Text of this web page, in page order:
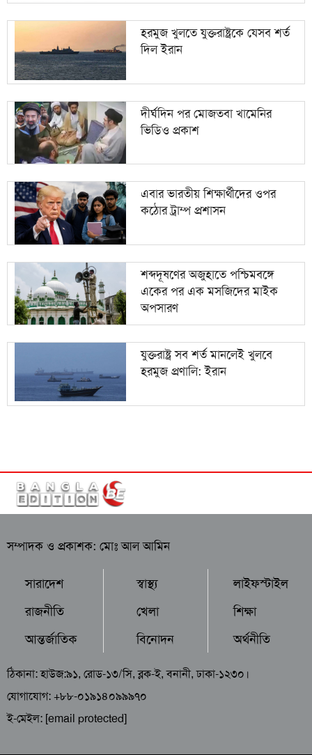
হরমুজ খুলতে যুক্তরাষ্ট্রকে যেসব শর্ত
দিল ইরান
দীর্ঘদিন পর মোজতবা খামেনির
ভিডিও প্রকাশ
এবার ভারতীয় শিক্ষার্থীদের ওপর
কঠোর ট্রাম্প প্রশাসন
শব্দদূষণের অজুহাতে পশ্চিমবঙ্গে
একের পর এক মসজিদের মাইক
অপসারণ
যুক্তরাষ্ট্র সব শর্ত মানলেই খুলবে
হরমুজ প্রণালি: ইরান
সম্পাদক ও প্রকাশক: মোঃ আল আমিন
সারাদেশ
রাজনীতি
আন্তর্জাতিক
স্বাস্থ্য
খেলা
বিনোদন
লাইফস্টাইল
শিক্ষা
অর্থনীতি
ঠিকানা: হাউজ:৯১, রোড-১৩/সি, ব্লক-ই, বনানী, ঢাকা-১২৩০।
যোগাযোগ: +৮৮-০১৯১৪০৯৯৯৭০
ই-মেইল: [email protected]